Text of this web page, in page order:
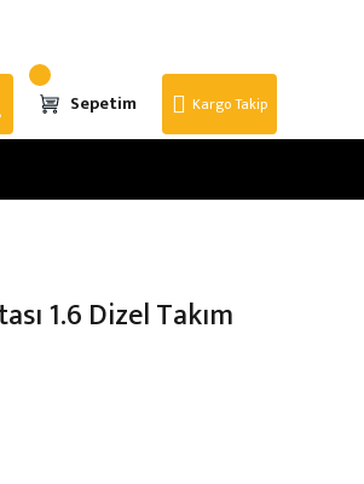
Sepetim Kargo Takip
1.6 Dizel Takım